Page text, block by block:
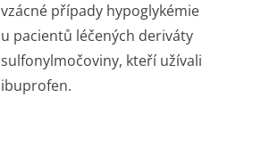
vzácné případy hypoglykémie
u pacientů léčených deriváty
sulfonylmočoviny, kteří užívali
ibuprofen.